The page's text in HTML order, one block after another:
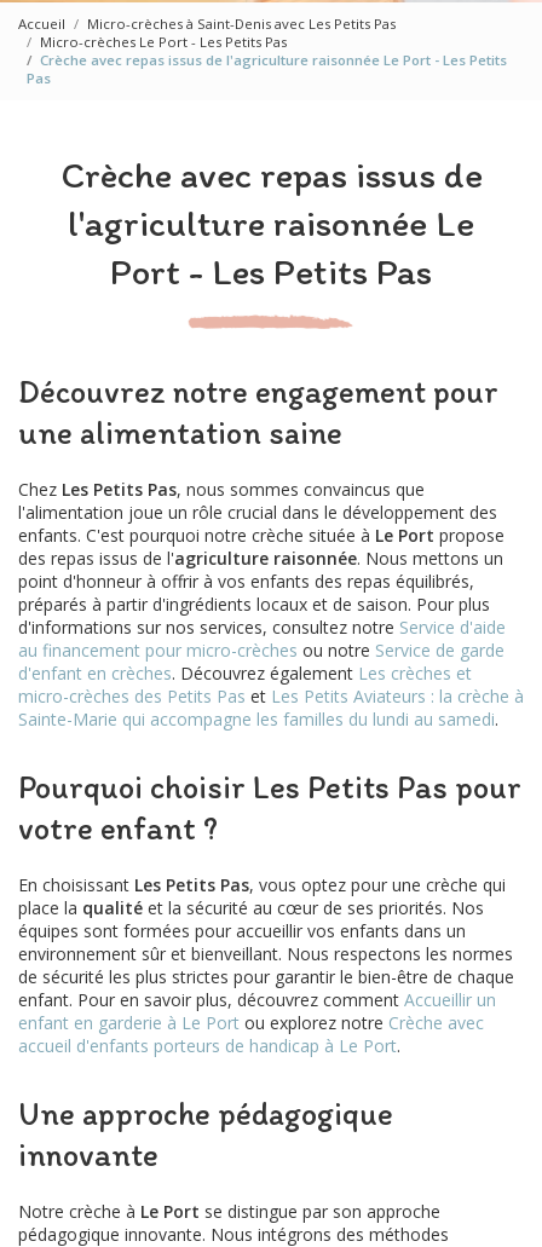
Accueil
Micro-crèches à Saint-Denis avec Les Petits Pas
Micro-crèches Le Port - Les Petits Pas
Crèche avec repas issus de l'agriculture raisonnée Le Port - Les Petits
Pas
Crèche avec repas issus de
l'agriculture raisonnée Le
Port - Les Petits Pas
Découvrez notre engagement pour
une alimentation saine
Chez Les Petits Pas, nous sommes convaincus que
l'alimentation joue un rôle crucial dans le développement des
enfants. C'est pourquoi notre crèche située à Le Port propose
des repas issus de l'agriculture raisonnée. Nous mettons un
point d'honneur à offrir à vos enfants des repas équilibrés,
préparés à partir d'ingrédients locaux et de saison. Pour plus
d'informations sur nos services, consultez notre Service d'aide
au financement pour micro-crèches ou notre Service de garde
d'enfant en crèches. Découvrez également Les crèches et
micro-crèches des Petits Pas et Les Petits Aviateurs : la crèche à
Sainte-Marie qui accompagne les familles du lundi au samedi.
Pourquoi choisir Les Petits Pas pour
votre enfant ?
En choisissant Les Petits Pas, vous optez pour une crèche qui
place la qualité et la sécurité au cœur de ses priorités. Nos
équipes sont formées pour accueillir vos enfants dans un
environnement sûr et bienveillant. Nous respectons les normes
de sécurité les plus strictes pour garantir le bien-être de chaque
enfant. Pour en savoir plus, découvrez comment Accueillir un
enfant en garderie à Le Port ou explorez notre Crèche avec
accueil d'enfants porteurs de handicap à Le Port.
Une approche pédagogique
innovante
Notre crèche à Le Port se distingue par son approche
pédagogique innovante. Nous intégrons des méthodes